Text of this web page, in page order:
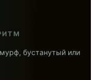
бустанутый или